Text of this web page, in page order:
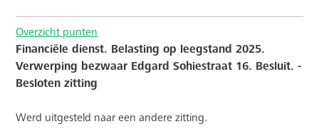
Overzicht punten
Financiële dienst. Belasting op leegstand 2025.
Verwerping bezwaar Edgard Sohiestraat 16. Besluit. -
Besloten zitting
Werd uitgesteld naar een andere zitting.